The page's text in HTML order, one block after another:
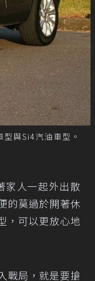
與Si4汽油車型。
家人一起外出散
的莫過於開著休
，可以更放心地
戰局，就是要搶